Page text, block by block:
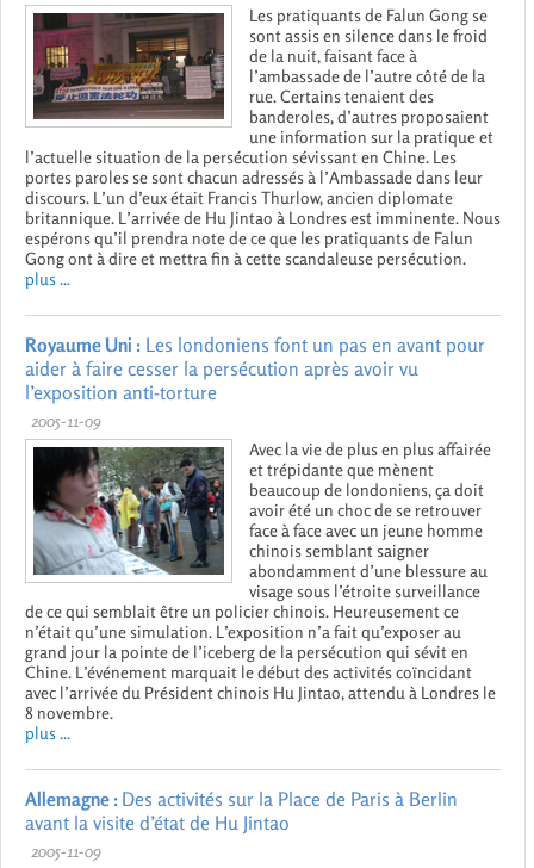
Les pratiquants de Falun Gong se
sont assis en silence dans le froid
de la nuit, faisant face à
l’ambassade de l’autre côté de la
rue. Certains tenaient des
banderoles, d’autres proposaient
une information sur la pratique et
l’actuelle situation de la persécution sévissant en Chine. Les
portes paroles se sont chacun adressés à l’Ambassade dans leur
discours. L’un d’eux était Francis Thurlow, ancien diplomate
britannique. L’arrivée de Hu Jintao à Londres est imminente. Nous
espérons qu’il prendra note de ce que les pratiquants de Falun
Gong ont à dire et mettra fin à cette scandaleuse persécution.
plus ...
Royaume Uni : Les londoniens font un pas en avant pour
aider à faire cesser la persécution après avoir vu
l’exposition anti-torture
2005-11-09
Avec la vie de plus en plus affairée
et trépidante que mènent
beaucoup de londoniens, ça doit
avoir été un choc de se retrouver
face à face avec un jeune homme
chinois semblant saigner
abondamment d’une blessure au
visage sous l’étroite surveillance
de ce qui semblait être un policier chinois. Heureusement ce
n’était qu’une simulation. L’exposition n’a fait qu’exposer au
grand jour la pointe de l’iceberg de la persécution qui sévit en
Chine. L’événement marquait le début des activités coïncidant
avec l’arrivée du Président chinois Hu Jintao, attendu à Londres le
8 novembre.
plus ...
Allemagne : Des activités sur la Place de Paris à Berlin
avant la visite d’état de Hu Jintao
2005-11-09